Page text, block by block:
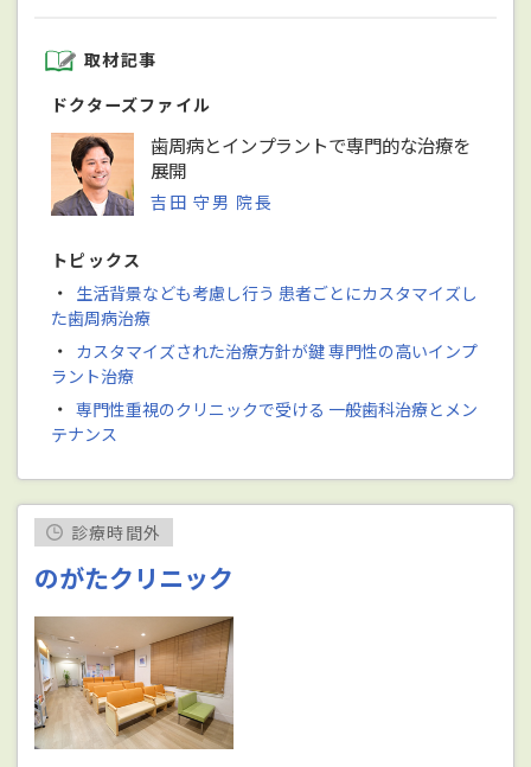
取材記事
ドクターズファイル
歯周病とインプラントで専門的な治療を
展開
吉田 守男 院長
トピックス
・ 生活背景なども考慮し行う 患者ごとにカスタマイズし
た歯周病治療
・ カスタマイズされた治療方針が鍵 専門性の高いインプ
ラント治療
・ 専門性重視のクリニックで受ける 一般歯科治療とメン
テナンス
診療時間外
のがたクリニック